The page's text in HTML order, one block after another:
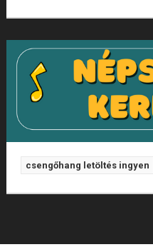
csengőhang letöltés ingyen